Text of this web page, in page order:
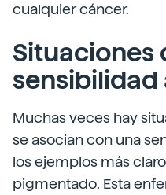
cualquier cáncer.
Situaciones
sensibilidad
Muchas veces hay
se asocian con una
los ejemplos más
pigmentado. Esta